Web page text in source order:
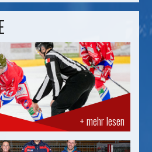
+ mehr lesen